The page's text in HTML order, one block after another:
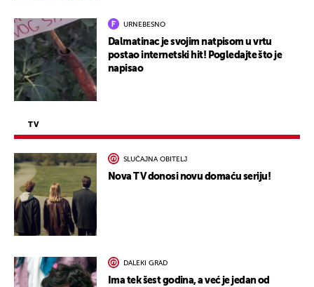
URNEBESNO
Dalmatinac je svojim natpisom u vrtu
postao internetski hit! Pogledajte što je
napisao
TV
SLUČAJNA OBITELJ
Nova TV donosi novu domaću seriju!
DALEKI GRAD
Ima tek šest godina, a već je jedan od